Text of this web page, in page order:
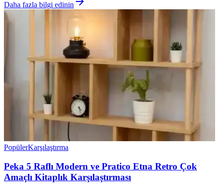
Daha fazla bilgi edinin
PopülerKarşılaştırma
Peka 5 Raflı Modern ve Pratico Etna Retro Çok
Amaçlı Kitaplık Karşılaştırması